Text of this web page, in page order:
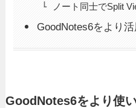
ノート同士でSplit
GoodNotes6をより活
GoodNotes6をより使